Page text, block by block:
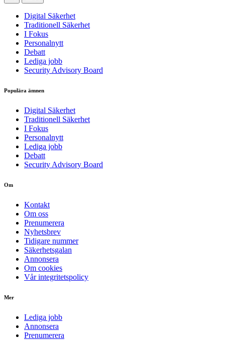
Digital Säkerhet
Traditionell Säkerhet
I Fokus
Personalnytt
Debatt
Lediga jobb
Security Advisory Board
Populära ämnen
Digital Säkerhet
Traditionell Säkerhet
I Fokus
Personalnytt
Lediga jobb
Debatt
Security Advisory Board
Om
Kontakt
Om oss
Prenumerera
Nyhetsbrev
Tidigare nummer
Säkerhetsgalan
Annonsera
Om cookies
Vår integritetspolicy
Mer
Lediga jobb
Annonsera
Prenumerera